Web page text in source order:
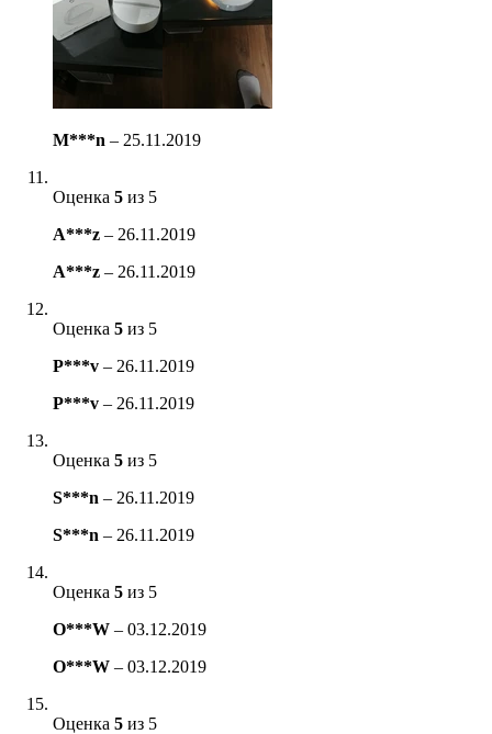
M***n – 25.11.2019
Оценка 5 из 5
A***z – 26.11.2019
A***z – 26.11.2019
Оценка 5 из 5
P***v – 26.11.2019
P***v – 26.11.2019
Оценка 5 из 5
S***n – 26.11.2019
S***n – 26.11.2019
Оценка 5 из 5
O***W – 03.12.2019
O***W – 03.12.2019
Оценка 5 из 5